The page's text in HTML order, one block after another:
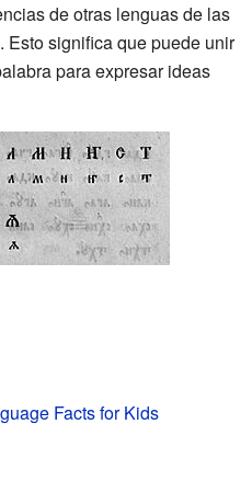
de otras lenguas de las
Esto significa que puede unir
para expresar ideas
Facts for Kids